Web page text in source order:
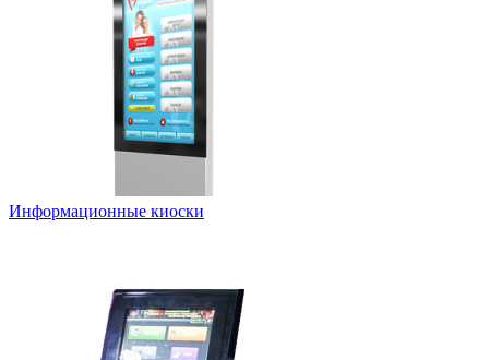
Информационные киоски